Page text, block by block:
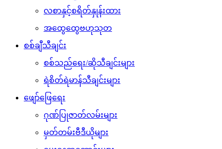
လစာနှင့်စရိတ်နှုန်းထား
အထွေထွေဗဟုသုတ
စစ်ချီသီချင်း
စစ်သည်ရေး/ဆိုသီချင်းများ
ရဲစိတ်ရဲမာန်သီချင်းများ
ဖျော်ဖြေရေး
ဂုဏ်ပြုဇာတ်လမ်းများ
မှတ်တမ်းဗီဒီယိုများ